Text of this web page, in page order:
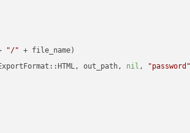
"/" + file_name)
out_path,
nil , "password"